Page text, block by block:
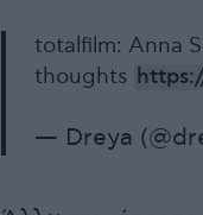
totalfilm: Anna
thoughts
— Dreya